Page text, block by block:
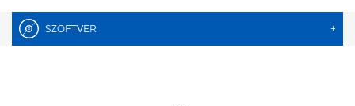
SZOFTVER +